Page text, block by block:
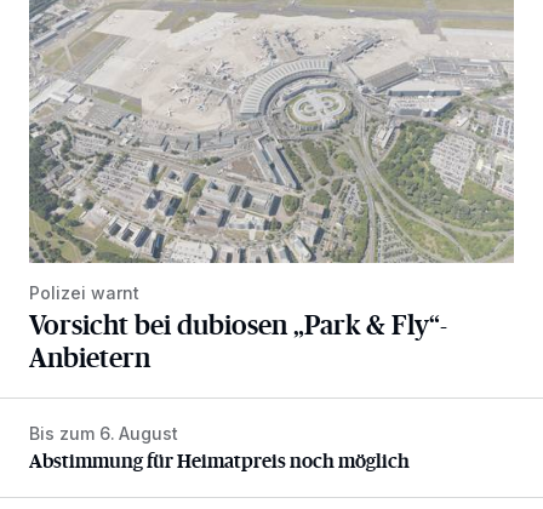
Polizei warnt
Vorsicht bei dubiosen „Park & Fly“-
Anbietern
Abstimmung für Heimatpreis noch möglich
Bis zum 6. August
Abstimmung für Heimatpreis noch möglich